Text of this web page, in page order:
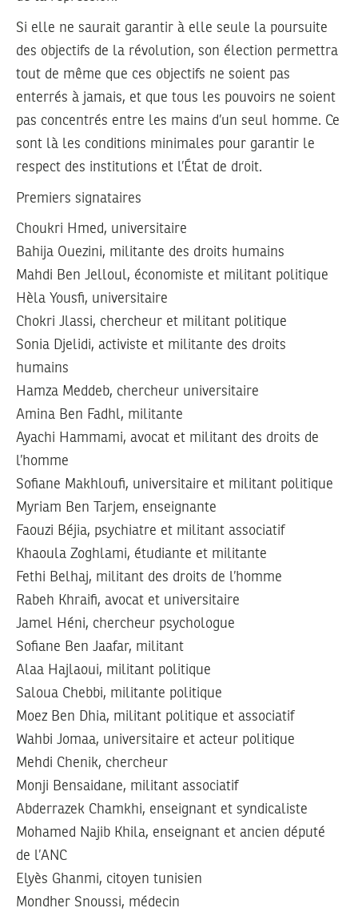
Si elle ne saurait garantir à elle seule la poursuite
des objectifs de la révolution, son élection permettra
tout de même que ces objectifs ne soient pas
enterrés à jamais, et que tous les pouvoirs ne soient
pas concentrés entre les mains d’un seul homme. Ce
sont là les conditions minimales pour garantir le
respect des institutions et l’État de droit.
Premiers signataires
Choukri Hmed, universitaire
Bahija Ouezini, militante des droits humains
Mahdi Ben Jelloul, économiste et militant politique
Hèla Yousfi, universitaire
Chokri Jlassi, chercheur et militant politique
Sonia Djelidi, activiste et militante des droits
humains
Hamza Meddeb, chercheur universitaire
Amina Ben Fadhl, militante
Ayachi Hammami, avocat et militant des droits de
l’homme
Sofiane Makhloufi, universitaire et militant politique
Myriam Ben Tarjem, enseignante
Faouzi Béjia, psychiatre et militant associatif
Khaoula Zoghlami, étudiante et militante
Fethi Belhaj, militant des droits de l’homme
Rabeh Khraifi, avocat et universitaire
Jamel Héni, chercheur psychologue
Sofiane Ben Jaafar, militant
Alaa Hajlaoui, militant politique
Saloua Chebbi, militante politique
Moez Ben Dhia, militant politique et associatif
Wahbi Jomaa, universitaire et acteur politique
Mehdi Chenik, chercheur
Monji Bensaidane, militant associatif
Abderrazek Chamkhi, enseignant et syndicaliste
Mohamed Najib Khila, enseignant et ancien député
de l’ANC
Elyès Ghanmi, citoyen tunisien
Mondher Snoussi, médecin